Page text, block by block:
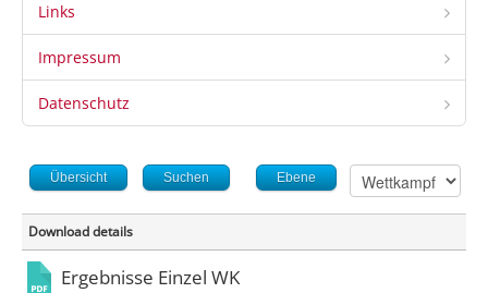
Links
Impressum
Datenschutz
Übersicht Suchen Ebene
Download details
Ergebnisse Einzel WK